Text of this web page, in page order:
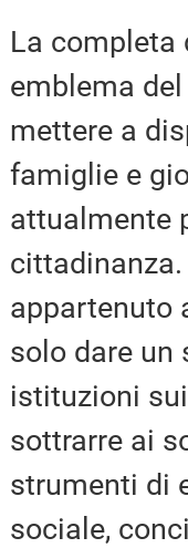
La completa
emblema
mettere a
famiglie e
attualmente
appartenuto
solo dare un
istituzioni
sottrarre ai
strumenti di
sociale,